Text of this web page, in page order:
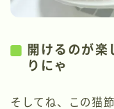
開けるのが楽
りにゃ
そしてね、この猫